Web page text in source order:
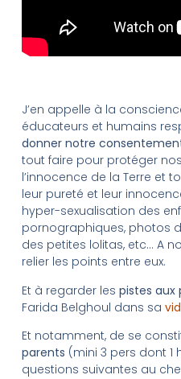
J’en appelle à la
éducateurs et humains
donner notre
tout faire pour protéger
l’innocence de la Terre et
leur pureté et leur
hyper-sexualisation des
pornographiques, photos
des petites lolitas, etc… A
relier les points entre eux.
Et à regarder les pistes aux
Farida Belghoul dans sa
Et notamment, de se
parents (mini 3 pers dont
questions suivantes au